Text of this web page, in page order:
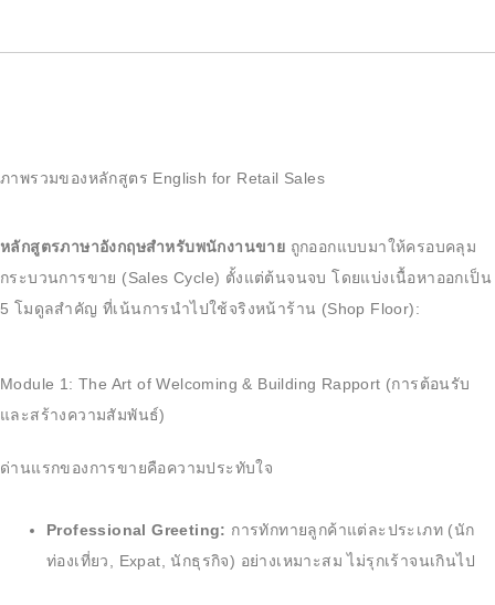
ภาพรวมของหลักสูตร English for Retail Sales
หลักสูตรภาษาอังกฤษสำหรับพนักงานขาย ถูกออกแบบมาให้ครอบคลุม
กระบวนการขาย (Sales Cycle) ตั้งแต่ต้นจนจบ โดยแบ่งเนื้อหาออกเป็น
5 โมดูลสำคัญ ที่เน้นการนำไปใช้จริงหน้าร้าน (Shop Floor):
Module 1: The Art of Welcoming & Building Rapport (การต้อนรับ
และสร้างความสัมพันธ์)
ด่านแรกของการขายคือความประทับใจ
Professional Greeting: การทักทายลูกค้าแต่ละประเภท (นัก
ท่องเที่ยว, Expat, นักธุรกิจ) อย่างเหมาะสม ไม่รุกเร้าจนเกินไป